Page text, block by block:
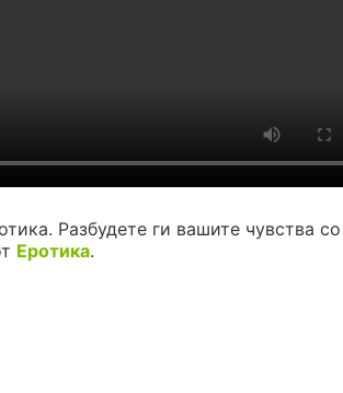
Разбудете ги вашите чувства со
Еротика.